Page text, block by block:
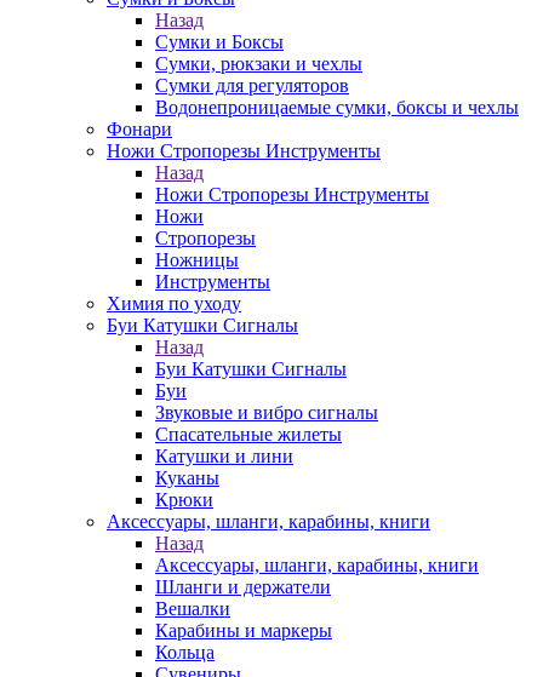
Назад
Сумки и Боксы
Сумки, рюкзаки и чехлы
Сумки для регуляторов
Водонепроницаемые сумки, боксы и чехлы
Фонари
Ножи Стропорезы Инструменты
Назад
Ножи Стропорезы Инструменты
Ножи
Стропорезы
Ножницы
Инструменты
Химия по уходу
Буи Катушки Сигналы
Назад
Буи Катушки Сигналы
Буи
Звуковые и вибро сигналы
Спасательные жилеты
Катушки и лини
Куканы
Крюки
Аксессуары, шланги, карабины, книги
Назад
Аксессуары, шланги, карабины, книги
Шланги и держатели
Вешалки
Карабины и маркеры
Кольца